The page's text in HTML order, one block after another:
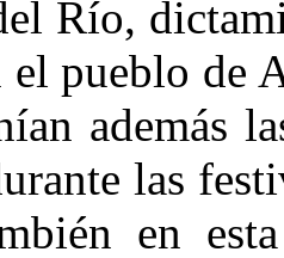
Río,
el pueblo de
además
las
en